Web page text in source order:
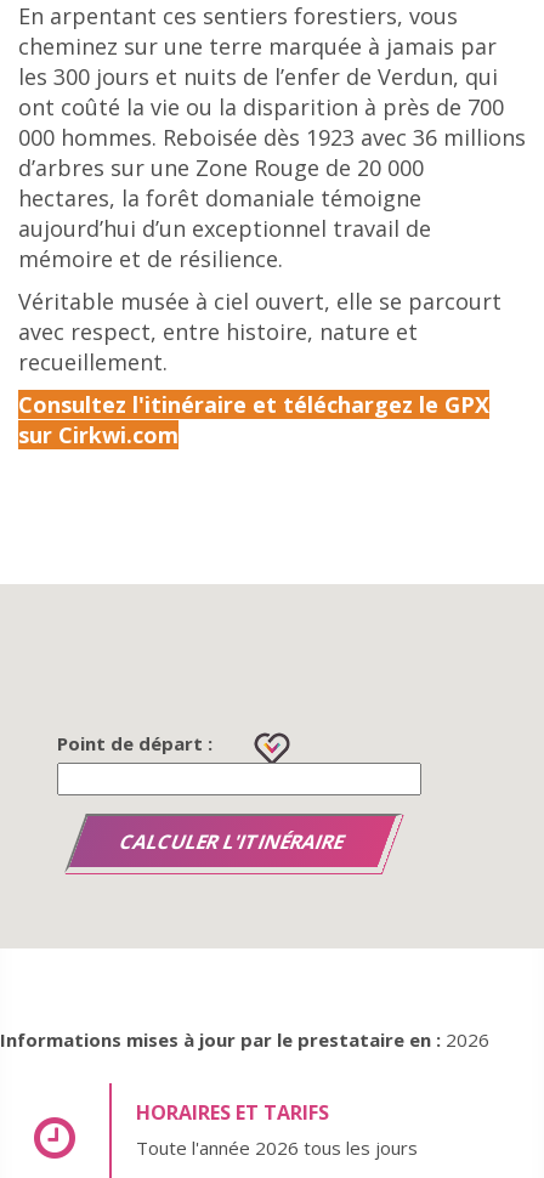
En arpentant ces sentiers forestiers, vous
cheminez sur une terre marquée à jamais par
les 300 jours et nuits de l’enfer de Verdun, qui
ont coûté la vie ou la disparition à près de 700
000 hommes. Reboisée dès 1923 avec 36 millions
d’arbres sur une Zone Rouge de 20 000
hectares, la forêt domaniale témoigne
aujourd’hui d’un exceptionnel travail de
mémoire et de résilience.
Véritable musée à ciel ouvert, elle se parcourt
avec respect, entre histoire, nature et
recueillement.
Consultez l'itinéraire et téléchargez le GPX
sur Cirkwi.com
Point de départ :
Informations mises à jour par le prestataire en : 2026
HORAIRES ET TARIFS
Toute l'année 2026 tous les jours